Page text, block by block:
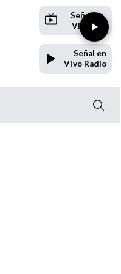
Señal en
Vivo TV
Señal en
Vivo Radio